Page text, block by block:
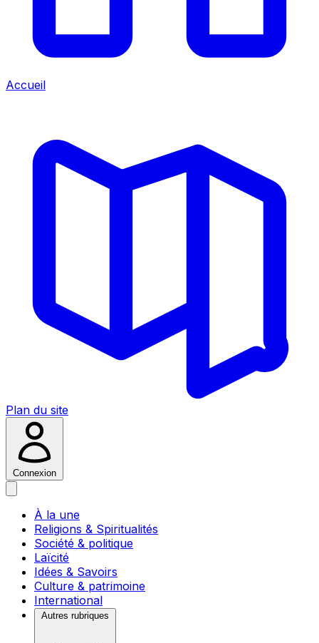
Accueil
Plan du site
Connexion
À la une
Religions & Spiritualités
Société & politique
Laïcité
Idées & Savoirs
Culture & patrimoine
International
Autres rubriques